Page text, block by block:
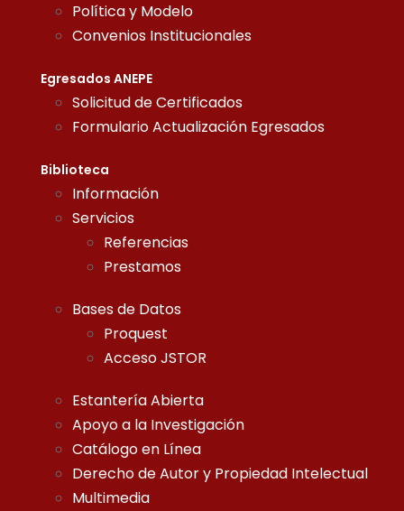
Política y Modelo
Convenios Institucionales
Egresados ANEPE
Solicitud de Certificados
Formulario Actualización Egresados
Biblioteca
Información
Servicios
Referencias
Prestamos
Bases de Datos
Proquest
Acceso JSTOR
Estantería Abierta
Apoyo a la Investigación
Catálogo en Línea
Derecho de Autor y Propiedad Intelectual
Multimedia